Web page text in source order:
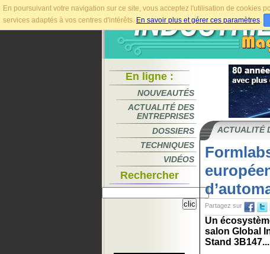
En poursuivant votre navigation sur ce site, vous acceptez l'utilisation de cookies
services adaptés à vos centres d'intérêts. En savoir plus et gérer ces paramètres.
En ligne :
NOUVEAUTÉS
ACTUALITÉ DES
ENTREPRISES
DOSSIERS
TECHNIQUES
VIDÉOS
Rechercher
ACTUALITÉ
Partagez sur
Un
salon Global
Stand 3B147...